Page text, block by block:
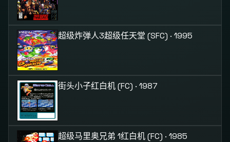
超级炸弹人3超级任天堂 (SFC) · 1995
街头小子红白机 (FC) · 1987
超级马里奥兄弟 1红白机 (FC) · 1985